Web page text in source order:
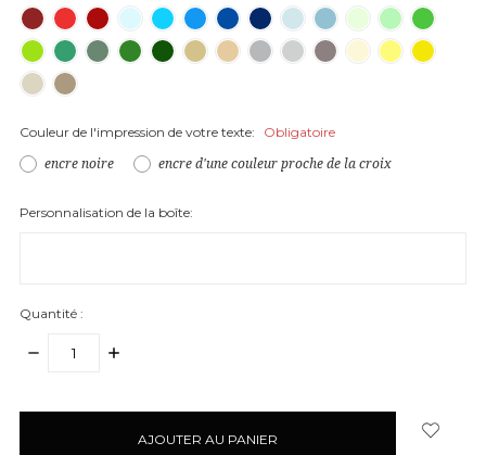
Couleur de l'impression de votre texte: Obligatoire
encre noire encre d'une couleur proche de la croix
Personnalisation de la boîte:
Quantité :
DIMINUER
AUGMENTER